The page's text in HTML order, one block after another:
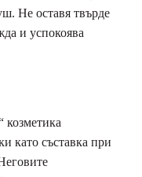
Не оставя твърде
и успокоява
козметика
като съставка при